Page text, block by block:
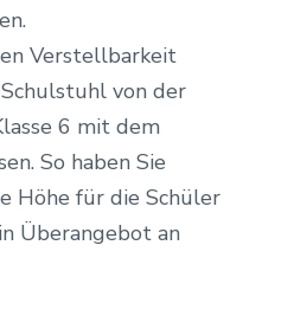
Verstellbarkeit
von der
6 mit dem
So haben Sie
Höhe für die Schüler
Überangebot an